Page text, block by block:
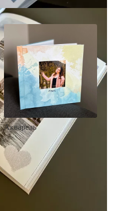
Акварель
• Декор в стиле
акварельных красок
• Выбор цвета фона
• Загрузка фото и текста
Заказать